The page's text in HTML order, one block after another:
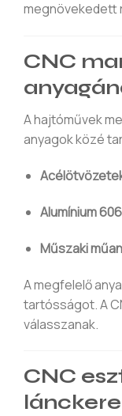
megnövekedett
CNC
A hajtóművek
anyagok közé
Alumínium
Műszaki
A megfelelő
tartósságot. A
válasszanak.
CNC